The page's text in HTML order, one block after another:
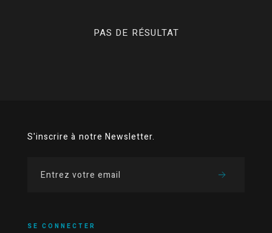
PAS DE RÉSULTAT
S'inscrire à notre Newsletter.
SE CONNECTER